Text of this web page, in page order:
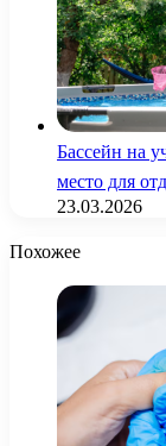
Бассейн на
место для
23.03.2026
Похожее